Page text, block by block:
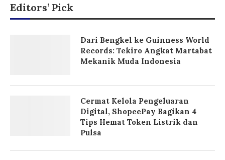
Editors’ Pick
Dari Bengkel ke Guinness World
Records: Tekiro Angkat Martabat
Mekanik Muda Indonesia
Cermat Kelola Pengeluaran
Digital, ShopeePay Bagikan 4
Tips Hemat Token Listrik dan
Pulsa